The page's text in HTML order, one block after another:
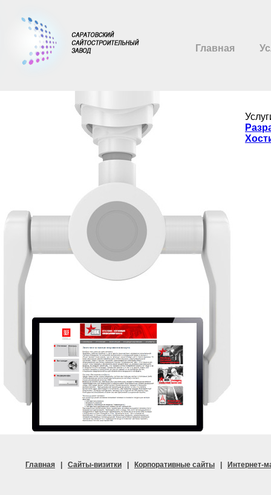
Главная
Главная Сайты-визитки Корпоративные сайты Интернет-